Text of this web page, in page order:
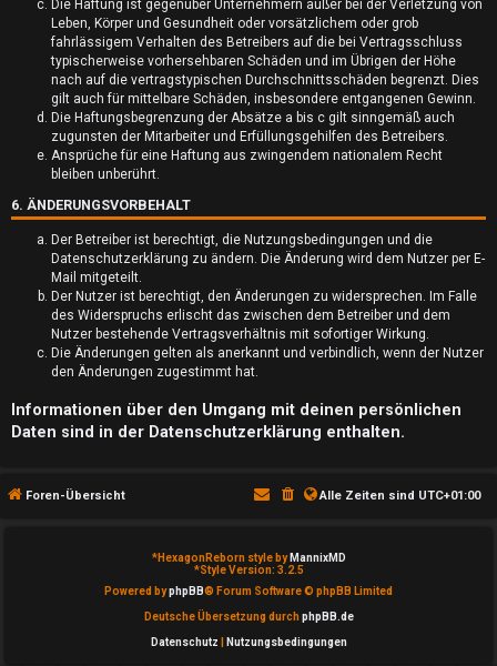
n
c
h
Die Haftung ist gegenüber Unternehmern außer bei der Verletzung von
Leben, Körper und Gesundheit oder vorsätzlichem oder grob
fahrlässigem Verhalten des Betreibers auf die bei Vertragsschluss
typischerweise vorhersehbaren Schäden und im Übrigen der Höhe
nach auf die vertragstypischen Durchschnittsschäden begrenzt. Dies
gilt auch für mittelbare Schäden, insbesondere entgangenen Gewinn.
Die Haftungsbegrenzung der Absätze a bis c gilt sinngemäß auch
zugunsten der Mitarbeiter und Erfüllungsgehilfen des Betreibers.
Ansprüche für eine Haftung aus zwingendem nationalem Recht
bleiben unberührt.
6. ÄNDERUNGSVORBEHALT
Der Betreiber ist berechtigt, die Nutzungsbedingungen und die
Datenschutzerklärung zu ändern. Die Änderung wird dem Nutzer per E-
Mail mitgeteilt.
Der Nutzer ist berechtigt, den Änderungen zu widersprechen. Im Falle
des Widerspruchs erlischt das zwischen dem Betreiber und dem
Nutzer bestehende Vertragsverhältnis mit sofortiger Wirkung.
Die Änderungen gelten als anerkannt und verbindlich, wenn der Nutzer
den Änderungen zugestimmt hat.
Informationen über den Umgang mit deinen persönlichen
Daten sind in der Datenschutzerklärung enthalten.
Foren-Übersicht Alle Zeiten sind UTC+01:00
*HexagonReborn style by MannixMD
*Style Version: 3.2.5
Powered byphpBB® Forum Software © phpBB Limited
Deutsche Übersetzung durch phpBB.de
Datenschutz Nutzungsbedingungen